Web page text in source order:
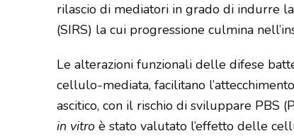
rilascio di mediatori in grado di indurre
(SIRS) la cui progressione culmina
Le alterazioni funzionali delle difese
cellulo-mediata, facilitano
ascitico, con il rischio di sviluppare PBS
in vitroè stato valutato l’effetto delle